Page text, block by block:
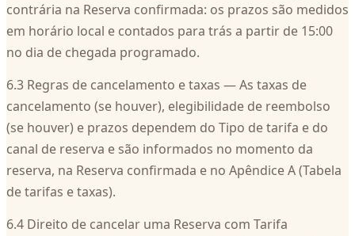
contrária na Reserva confirmada: os prazos são medidos
em horário local e contados para trás a partir de 15:00
no dia de chegada programado.
6.3 Regras de cancelamento e taxas — As taxas de
cancelamento (se houver), elegibilidade de reembolso
(se houver) e prazos dependem do Tipo de tarifa e do
canal de reserva e são informados no momento da
reserva, na Reserva confirmada e no Apêndice A (Tabela
de tarifas e taxas).
6.4 Direito de cancelar uma Reserva com Tarifa